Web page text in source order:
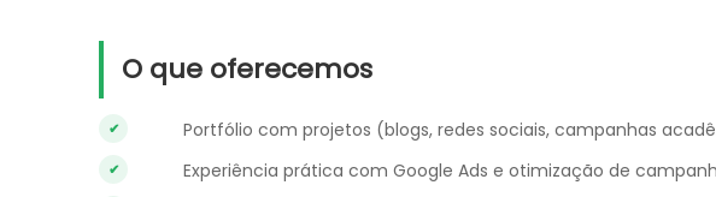
O que oferecemos
Portfólio com projetos (blogs, redes sociais, campanhas
Experiência prática com Google Ads e otimização de